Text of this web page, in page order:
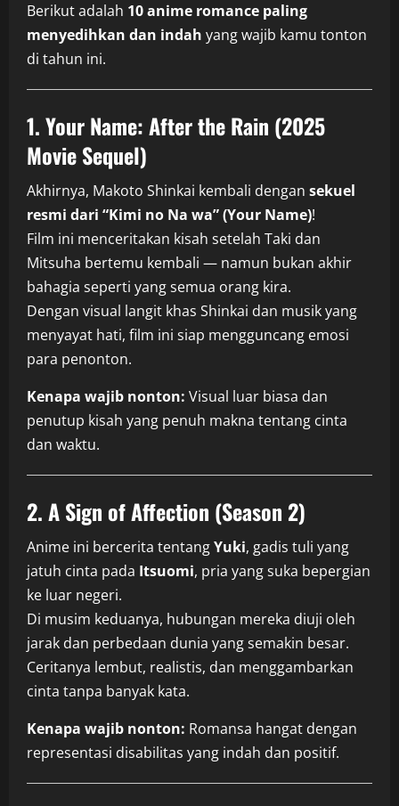
Berikut adalah 10 anime romance paling
menyedihkan dan indah yang wajib kamu tonton
di tahun ini.
1. Your Name: After the Rain (2025
Movie Sequel)
Akhirnya, Makoto Shinkai kembali dengan sekuel
resmi dari “Kimi no Na wa” (Your Name)!
Film ini menceritakan kisah setelah Taki dan
Mitsuha bertemu kembali — namun bukan akhir
bahagia seperti yang semua orang kira.
Dengan visual langit khas Shinkai dan musik yang
menyayat hati, film ini siap mengguncang emosi
para penonton.
Kenapa wajib nonton: Visual luar biasa dan
penutup kisah yang penuh makna tentang cinta
dan waktu.
2. A Sign of Affection (Season 2)
Anime ini bercerita tentangYuki, gadis tuli yang
jatuh cinta pada Itsuomi, pria yang suka bepergian
ke luar negeri.
Di musim keduanya, hubungan mereka diuji oleh
jarak dan perbedaan dunia yang semakin besar.
Ceritanya lembut, realistis, dan menggambarkan
cinta tanpa banyak kata.
Kenapa wajib nonton: Romansa hangat dengan
representasi disabilitas yang indah dan positif.